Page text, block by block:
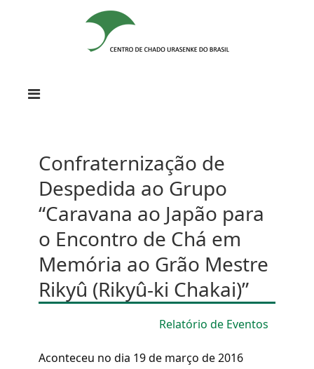
Confraternização de
Despedida ao Grupo
“Caravana ao Japão para
o Encontro de Chá em
Memória ao Grão Mestre
Rikyû (Rikyû-ki Chakai)”
Relatório de Eventos
Aconteceu no dia 19 de março de 2016